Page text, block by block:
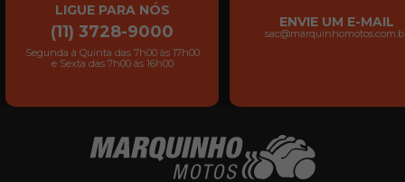
LIGUE PARA NÓS
(11) 3728-9000
Segunda à Quinta das 7h00 às 17h00
e Sexta das 7h00 às 16h00
ENVIE UM E-MAIL